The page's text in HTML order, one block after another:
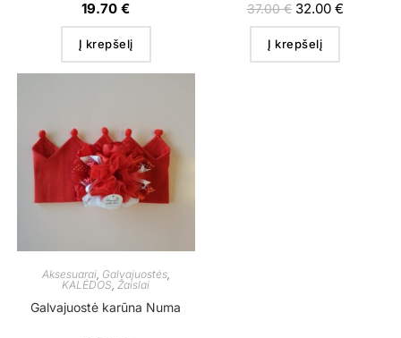
19.70€
Į krepšelį
37.00€ 32.00 €
Į krepšelį
Aksesuarai, Galvajuostės,
KALĖDOS,Žaislai
Galvajuostė karūna Numa